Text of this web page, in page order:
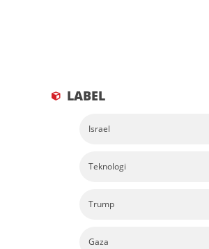
LABEL
Israel
Teknologi
Trump
Gaza